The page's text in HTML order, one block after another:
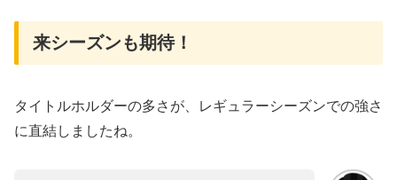
来シーズンも期待！
タイトルホルダーの多さが、レギュラーシーズンでの強さ
に直結しましたね。